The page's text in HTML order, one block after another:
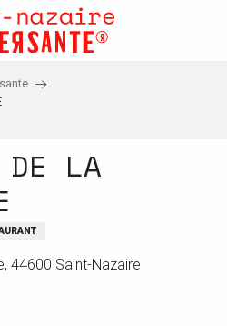
DE LA
44600 Saint-Nazaire